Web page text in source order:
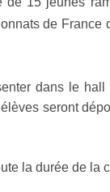
de France
dans le
seront
la durée de la